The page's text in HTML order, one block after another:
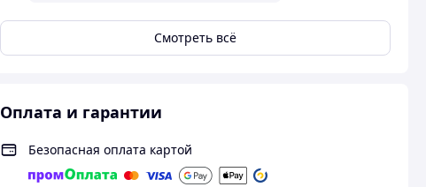
Смотреть всё
Оплата и гарантии
Безопасная оплата картой